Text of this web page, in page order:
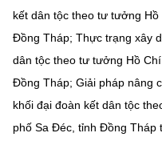
kết dân tộc theo tư tưởng
Đồng Tháp; Thực trạng xây
dân tộc theo tư tưởng Hồ
Đồng Tháp; Giải pháp nâng
khối đại đoàn kết dân tộc
phố Sa Đéc, tỉnh Đồng Tháp